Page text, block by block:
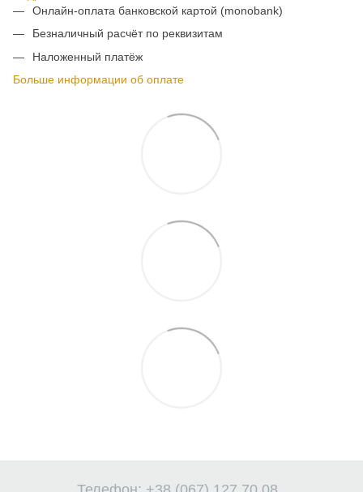
Онлайн-оплата банковской картой (monobank)
Безналичный расчёт по реквизитам
Наложенный платёж
Больше информации об оплате